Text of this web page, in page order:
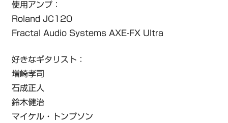
使用アンプ：
Roland JC120
Fractal Audio Systems AXE-FX Ultra
好きなギタリスト：
増崎孝司
石成正人
鈴木健治
マイケル・トンプソン